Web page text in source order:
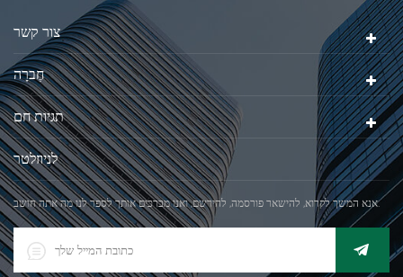
ג'אדברסולם ושות 'בע"מהיה
צור קשר
חֶברָה
תגיות חם
לניוזלטר
אנא המשך לקרוא, להישאר פורסמה, להירשם, ואנו מברכים אותך לספר לנו מה אתה חושב.